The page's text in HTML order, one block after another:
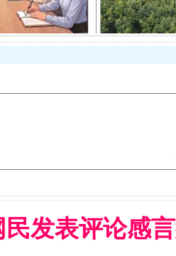
发表评论感